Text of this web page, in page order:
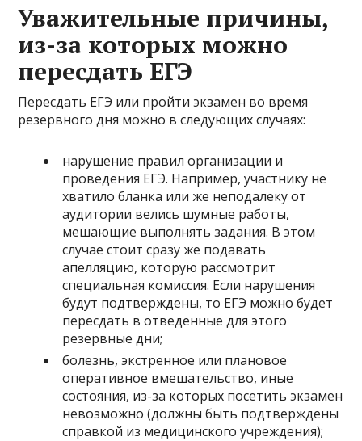
Уважительные причины,
из-за которых можно
пересдать ЕГЭ
Пересдать ЕГЭ или пройти экзамен во время
резервного дня можно в следующих случаях:
нарушение правил организации и
проведения ЕГЭ. Например, участнику не
хватило бланка или же неподалеку от
аудитории велись шумные работы,
мешающие выполнять задания. В этом
случае стоит сразу же подавать
апелляцию, которую рассмотрит
специальная комиссия. Если нарушения
будут подтверждены, то ЕГЭ можно будет
пересдать в отведенные для этого
резервные дни;
болезнь, экстренное или плановое
оперативное вмешательство, иные
состояния, из-за которых посетить экзамен
невозможно (должны быть подтверждены
справкой из медицинского учреждения);